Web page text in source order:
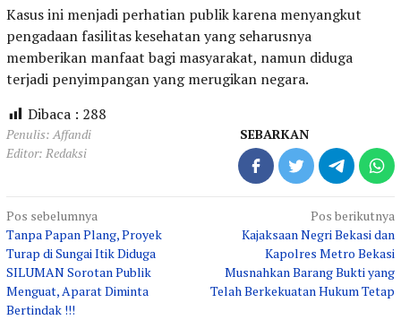
Kasus ini menjadi perhatian publik karena menyangkut
pengadaan fasilitas kesehatan yang seharusnya
memberikan manfaat bagi masyarakat, namun diduga
terjadi penyimpangan yang merugikan negara.
Dibaca : 288
Penulis: Affandi
Editor: Redaksi
SEBARKAN
Navigasi
pos
Pos sebelumnya
Tanpa Papan Plang, Proyek
Turap di Sungai Itik Diduga
SILUMAN Sorotan Publik
Menguat, Aparat Diminta
Bertindak !!!
Pos berikutnya
Kajaksaan Negri Bekasi dan
Kapolres Metro Bekasi
Musnahkan Barang Bukti yang
Telah Berkekuatan Hukum Tetap